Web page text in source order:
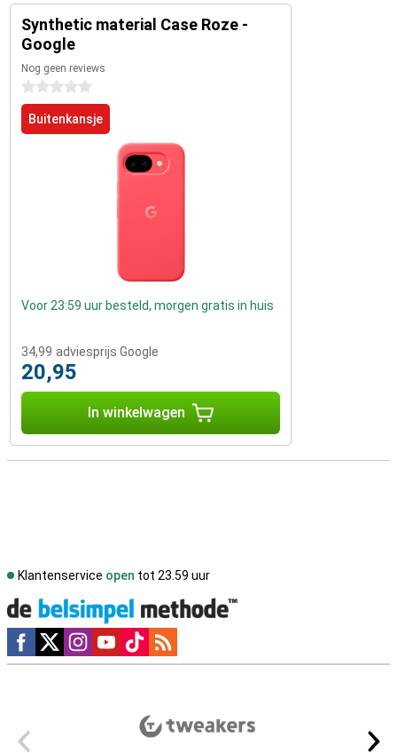
Synthetic material Case Roze -
Google
Nog geen reviews
0 sterren
Buitenkansje
Voor 23:59 uur besteld, morgen gratis in huis
34,99 adviesprijs Google
20,95
In winkelwagen
Klantenservice open tot 23.59 uur
Social media